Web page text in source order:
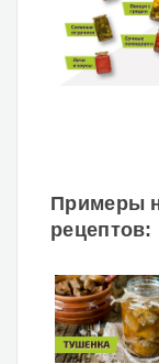
Примеры
рецептов: